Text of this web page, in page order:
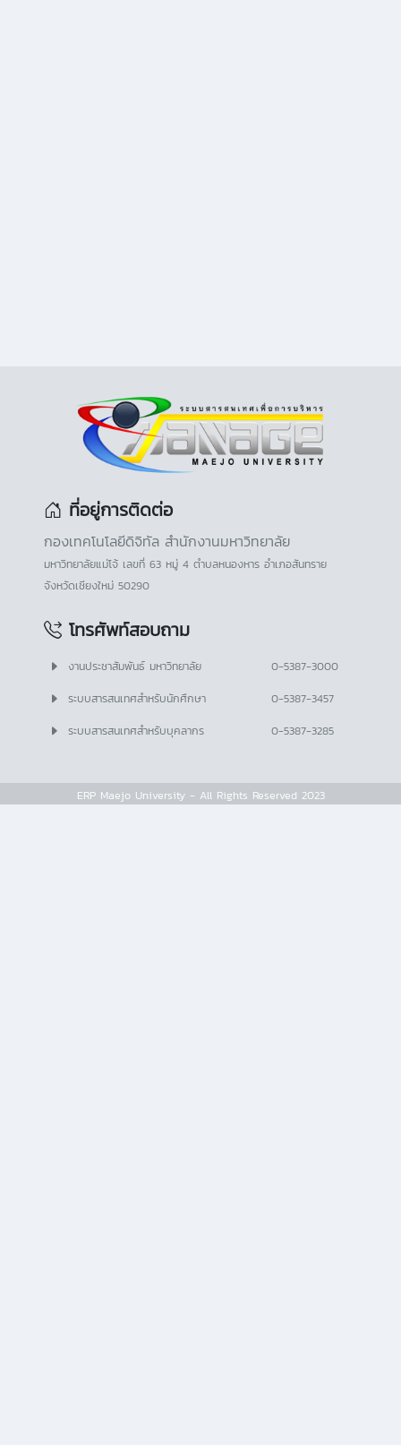
ที่อยู่การติดต่อ
กองเทคโนโลยีดิจิทัล สำนักงานมหาวิทยาลัย
มหาวิทยาลัยแม่โจ้ เลขที่ 63 หมู่ 4 ตำบลหนองหาร อำเภอสันทราย
จังหวัดเชียงใหม่ 50290
โทรศัพท์สอบถาม
งานประชาสัมพันธ์ มหาวิทยาลัย
0-5387-3000
ระบบสารสนเทศสำหรับนักศึกษา
0-5387-3457
ระบบสารสนเทศสำหรับบุคลากร
0-5387-3285
ERP Maejo University - All Rights Reserved 2023